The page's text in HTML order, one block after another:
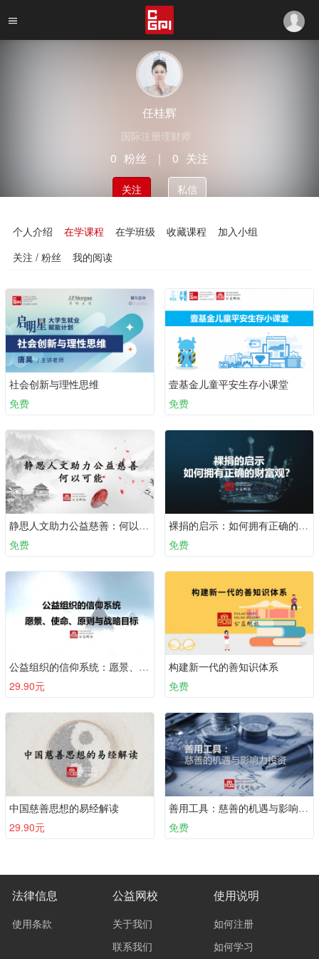
任桂辉
国际注册理财师
0 粉丝 ｜ 0 关注
关注 私信
个人介绍 在学课程 在学班级 收藏课程
加入小组
关注 / 粉丝
我的阅读
社会创新与理性思维
免费
壹基金儿童平安生存小课堂
免费
静思人文助力公益慈善：何以可能？
免费
裸捐的启示：如何拥有正确的财富观？
免费
公益组织的信仰系统：愿景、使命、原则与战略目标
29.90元
构建新一代的善知识体系
免费
中国慈善思想的易经解读
29.90元
善用工具：慈善的机遇与影响力投资
免费
法律信息
使用条款
公益网校
关于我们
联系我们
使用说明
如何注册
如何学习